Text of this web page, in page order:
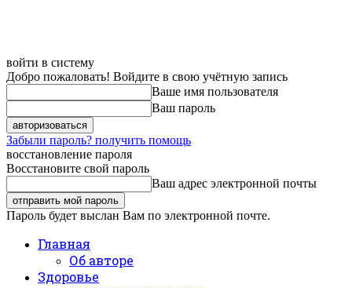
войти в систему
Добро пожаловать! Войдите в свою учётную запись
Ваше имя пользователя
Ваш пароль
Забыли пароль? получить помощь
восстановление пароля
Восстановите свой пароль
Ваш адрес электронной почты
Пароль будет выслан Вам по электронной почте.
Главная
Об авторе
Здоровье